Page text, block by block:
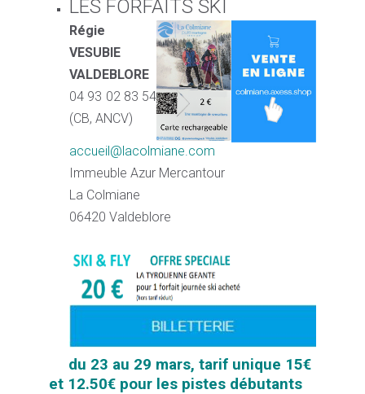
LES FORFAITS SKI
Régie
VESUBIE
VALDEBLORE
04 93 02 83 54
(CB, ANCV)
accueil@lacolmiane.com
Immeuble Azur Mercantour
La Colmiane
06420 Valdeblore
du 23 au 29 mars, tarif unique 15€
et 12.50€ pour les pistes débutants